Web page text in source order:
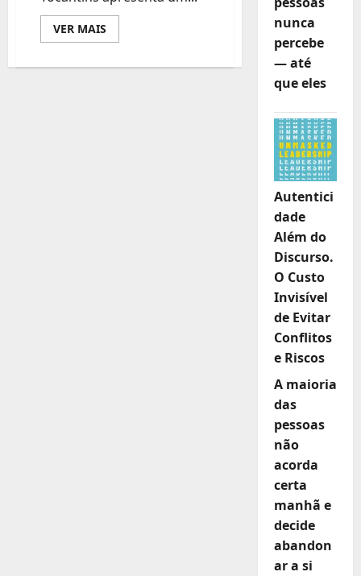
VER MAIS
mais
Francinaldo
nunca
percebe
— até
que eles
Autentici
dade
Além do
Discurso.
O Custo
Invisível
de Evitar
Conflitos
e Riscos
A maioria
das
pessoas
não
acorda
certa
manhã e
decide
abandon
ar a si